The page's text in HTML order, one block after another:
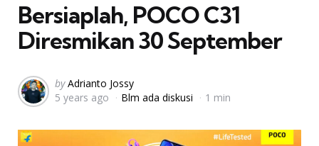
Bersiaplah, POCO C31
Diresmikan 30 September
Posted
by
by Adrianto Jossy
5 years ago
Blm ada diskusi 1 min